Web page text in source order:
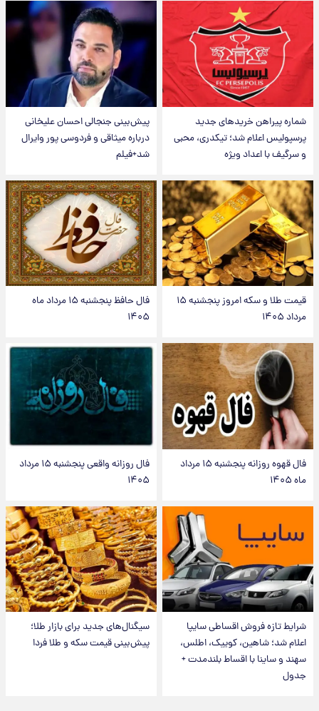
شماره پیراهن خریدهای جدید
پرسپولیس اعلام شد؛ تیکدری، محبی
و سرگیف با اعداد ویژه
پیش‌بینی جنجالی احسان علیخانی
درباره میثاقی و فردوسی پور وایرال
شد+فیلم
قیمت طلا و سکه امروز پنجشنبه ۱۵
مرداد ۱۴۰۵
فال حافظ پنجشنبه ۱۵ مرداد ماه
۱۴۰۵
فال قهوه روزانه پنجشنبه ۱۵ مرداد
ماه ۱۴۰۵
فال روزانه واقعی پنجشنبه ۱۵ مرداد
۱۴۰۵
شرایط تازه فروش اقساطی سایپا
اعلام شد؛ شاهین، کوییک، اطلس،
سهند و ساینا با اقساط بلندمدت +
جدول
سیگنال‌های جدید برای بازار طلا؛
پیش‌بینی قیمت سکه و طلا فردا